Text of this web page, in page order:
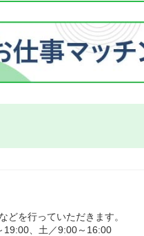
どを行っていただきます。
19:00、土／9:00～16:00